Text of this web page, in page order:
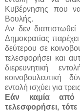
Κυβέρνησης που
Βουλής.
Αν δεν
Δημοκρατίας
δεύτερου σε
τελεσφορήσει και
διερευνητική
κοινοβουλευτική
εντολή ισχύει για
Εάν καμία από
τελεσφορήσει,